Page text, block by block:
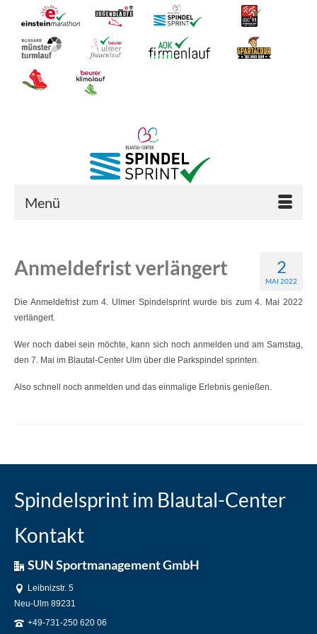
Menü
2
MAI 2022
Anmeldefrist verlängert
Die Anmeldefrist zum 4. Ulmer Spindelsprint wurde bis zum 4. Mai 2022
verlängert.
Wer noch dabei sein möchte, kann sich noch anmelden und am Samstag,
den 7. Mai im Blautal-Center Ulm über die Parkspindel sprinten.
Also schnell noch anmelden und das einmalige Erlebnis genießen.
Spindelsprint im Blautal-Center
Kontakt
SUN Sportmanagement GmbH
Leibnizstr. 5
Neu-Ulm 89231
+49-731-250 620 06